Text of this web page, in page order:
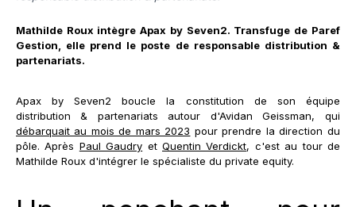
Mathilde Roux intègre Apax by Seven2. Transfuge de Paref
Gestion, elle prend le poste de responsable distribution &
partenariats.
Apax by Seven2 boucle la constitution de son équipe
distribution & partenariats autour d'Avidan Geissman, qui
débarquait au mois de mars 2023 pour prendre la direction du
pôle. Après Paul Gaudry et Quentin Verdickt, c'est au tour de
Mathilde Roux d'intégrer le spécialiste du private equity.